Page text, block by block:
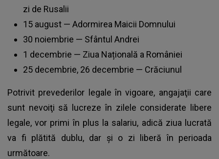
zi de Rusalii
15 august — Adormirea Maicii Domnului
30 noiembrie — Sfântul Andrei
1 decembrie — Ziua Națională a României
25 decembrie, 26 decembrie — Crăciunul
Potrivit prevederilor legale în vigoare, angajaţii care
sunt nevoiţi să lucreze în zilele considerate libere
legale, vor primi în plus la salariu, adică ziua lucrată
va fi plătită dublu, dar și o zi liberă în perioada
următoare.